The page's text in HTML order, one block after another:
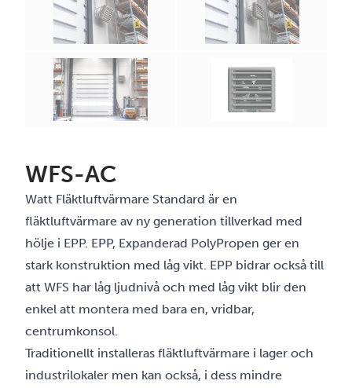
WFS-AC
Watt Fläktluftvärmare Standard är en
fläktluftvärmare av ny generation tillverkad med
hölje i EPP. EPP, Expanderad PolyPropen ger en
stark konstruktion med låg vikt. EPP bidrar också till
att WFS har låg ljudnivå och med låg vikt blir den
enkel att montera med bara en, vridbar,
centrumkonsol.
Traditionellt installeras fläktluftvärmare i lager och
industrilokaler men kan också, i dess mindre